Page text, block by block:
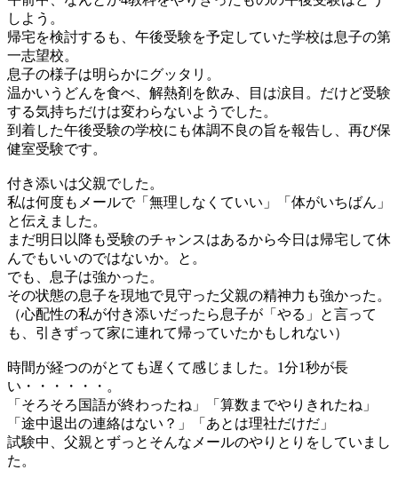
しよう。
帰宅を検討するも、午後受験を予定していた学校は息子の第
一志望校。
息子の様子は明らかにグッタリ。
温かいうどんを食べ、解熱剤を飲み、目は涙目。だけど受験
する気持ちだけは変わらないようでした。
到着した午後受験の学校にも体調不良の旨を報告し、再び保
健室受験です。
付き添いは父親でした。
私は何度もメールで「無理しなくていい」「体がいちばん」
と伝えました。
まだ明日以降も受験のチャンスはあるから今日は帰宅して休
んでもいいのではないか。と。
でも、息子は強かった。
その状態の息子を現地で見守った父親の精神力も強かった。
（心配性の私が付き添いだったら息子が「やる」と言って
も、引きずって家に連れて帰っていたかもしれない）
時間が経つのがとても遅くて感じました。1分1秒が長
い・・・・・・。
「そろそろ国語が終わったね」「算数までやりきれたね」
「途中退出の連絡はない？」「あとは理社だけだ」
試験中、父親とずっとそんなメールのやりとりをしていまし
た。